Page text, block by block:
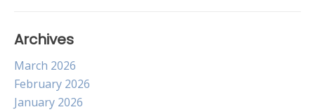
Archives
March 2026
February 2026
January 2026